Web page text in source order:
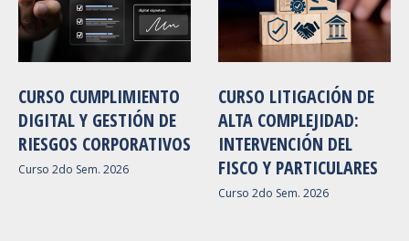
CURSO CUMPLIMIENTO
DIGITAL Y GESTIÓN DE
RIESGOS CORPORATIVOS
Curso 2do Sem. 2026
CURSO LITIGACIÓN DE
ALTA COMPLEJIDAD:
INTERVENCIÓN DEL
FISCO Y PARTICULARES
Curso 2do Sem. 2026